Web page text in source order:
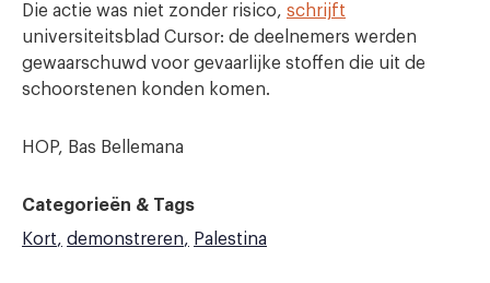
Die actie was niet zonder risico, schrijft
universiteitsblad Cursor: de deelnemers werden
gewaarschuwd voor gevaarlijke stoffen die uit de
schoorstenen konden komen.
HOP, Bas Bellemana
Categorieën & Tags
Kort
demonstreren Palestina